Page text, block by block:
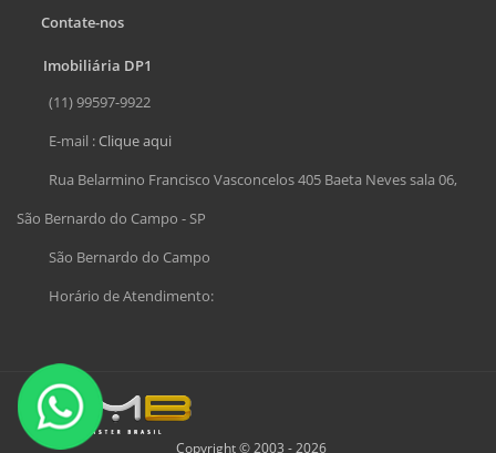
Contate-nos
Imobiliária DP1
(11) 99597-9922
E-mail :Clique aqui
Rua Belarmino Francisco Vasconcelos 405 Baeta Neves sala 06,
São Bernardo do Campo - SP
São Bernardo do Campo
Horário de Atendimento:
Copyright © 2003 - 2026